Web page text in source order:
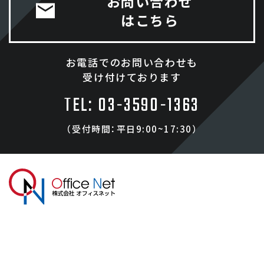
はこちら
お電話でのお問い合わせも
受け付けております
TEL: 03-3590-1363
（受付時間：平日9:00~17:30）